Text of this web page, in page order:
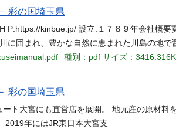
彩の国埼玉県
P:https://kinbue.jp/ 設立:１７８９年会社概要
に囲まれ、豊かな自然に恵まれた川島の地で
種別：pdf サイズ：
彩の国埼玉県
ト大宮にも直営店を展開。 地元産の原材料
2019年にはJR東日本大宮支